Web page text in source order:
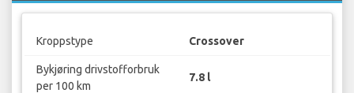
Kroppstype Crossover
Bykjøring drivstofforbruk
per 100 km
7.8 l